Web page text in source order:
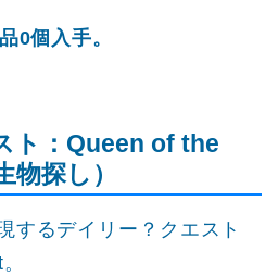
0個入手。
ト：Queen of the
探し）
するデイリー？クエスト